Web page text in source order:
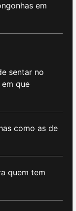
em
sentar no
que
como as de
quem tem